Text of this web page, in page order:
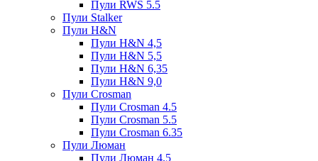
Пули RWS 5.5
Пули Stalker
Пули H&N
Пули H&N 4,5
Пули H&N 5,5
Пули H&N 6,35
Пули H&N 9,0
Пули Crosman
Пули Crosman 4.5
Пули Crosman 5.5
Пули Crosman 6.35
Пули Люман
Пули Люман 4.5